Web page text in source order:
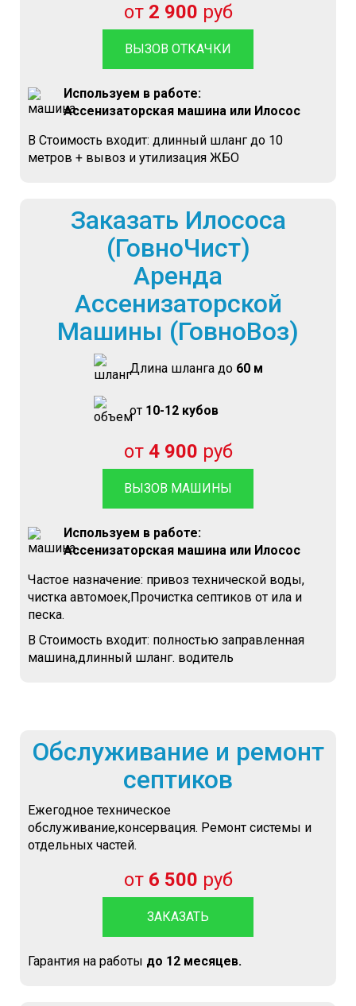
от 2 900 руб
ВЫЗОВ ОТКАЧКИ
Используем в работе:
Ассенизаторская машина или Илосос
В Стоимость входит: длинный шланг до 10
метров + вывоз и утилизация ЖБО
Заказать Илососа
(ГовноЧист)
Аренда
Ассенизаторской
Машины (ГовноВоз)
Длина шланга до 60 м
от 10-12 кубов
от 4 900 руб
ВЫЗОВ МАШИНЫ
Используем в работе:
Ассенизаторская машина или Илосос
Частое назначение: привоз технической воды,
чистка автомоек,Прочистка септиков от ила и
песка.
В Стоимость входит: полностью заправленная
машина,длинный шланг. водитель
Обслуживание и ремонт
септиков
Ежегодное техническое
обслуживание,консервация. Ремонт системы и
отдельных частей.
от 6 500 руб
ЗАКАЗАТЬ
Гарантия на работы до 12 месяцев.